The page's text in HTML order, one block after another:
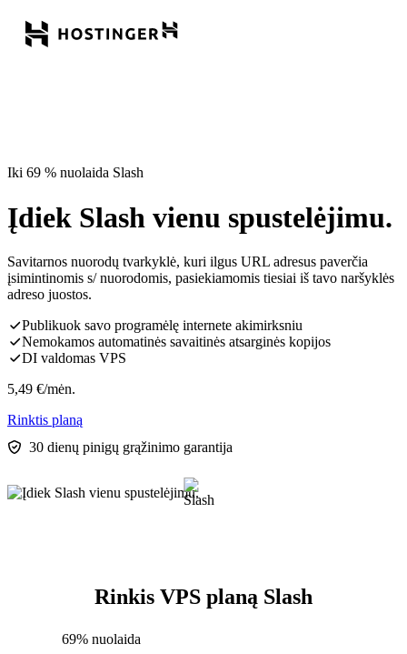
Iki 69 % nuolaida Slash
Įdiek Slash vienu spustelėjimu.
Savitarnos nuorodų tvarkyklė, kuri ilgus URL adresus paverčia
įsimintinomis s/ nuorodomis, pasiekiamomis tiesiai iš tavo naršyklės
adreso juostos.
Publikuok savo programėlę internete akimirksniu
Nemokamos automatinės savaitinės atsarginės kopijos
DI valdomas VPS
5,49 €/mėn.
Rinktis planą
30 dienų pinigų grąžinimo garantija
Rinkis VPS planą Slash
69% nuolaida